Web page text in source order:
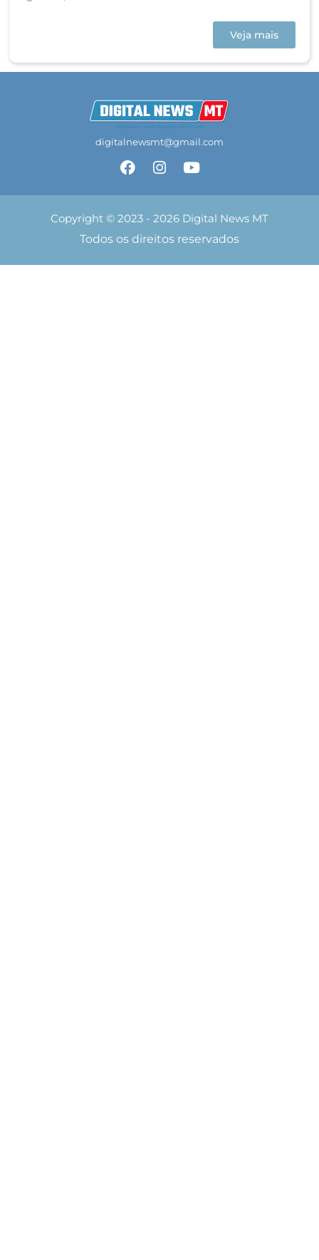
Veja mais
digitalnewsmt@gmail.com
Copyright © 2023 - 2026 Digital News MT
Todos os direitos reservados